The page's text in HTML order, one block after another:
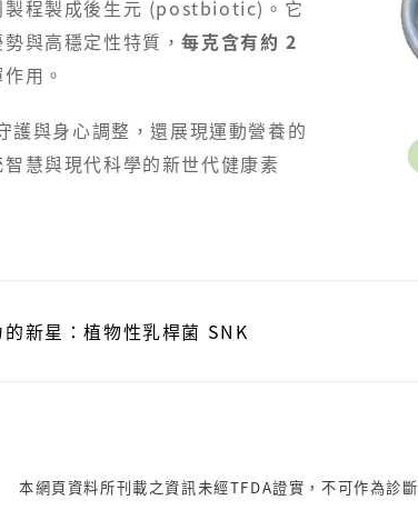
製程製成後生元 (postbiotic)。它
與高穩定性特質，每克含有約 2
用。
護與身心調整，還展現運動營養的
慧與現代科學的新世代健康素
新星：植物性乳桿菌 SNK
本網頁資料所刊載之資訊未經TFDA證實，不可作為診